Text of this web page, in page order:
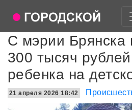
С мэрии Брянска
300 тысяч
ребенка на
21 апреля 2026 18:42